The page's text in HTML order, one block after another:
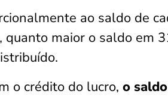
ao saldo de
maior o saldo em
o crédito do lucro, o